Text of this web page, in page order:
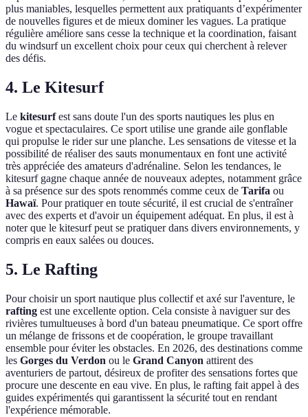
plus maniables, lesquelles permettent aux pratiquants d’expérimenter
de nouvelles figures et de mieux dominer les vagues. La pratique
régulière améliore sans cesse la technique et la coordination, faisant
du windsurf un excellent choix pour ceux qui cherchent à relever
des défis.
4. Le Kitesurf
Le kitesurfest sans doute l'un des sports nautiques les plus en
vogue et spectaculaires. Ce sport utilise une grande aile gonflable
qui propulse le rider sur une planche. Les sensations de vitesse et la
possibilité de réaliser des sauts monumentaux en font une activité
très appréciée des amateurs d'adrénaline. Selon les tendances, le
kitesurf gagne chaque année de nouveaux adeptes, notamment grâce
à sa présence sur des spots renommés comme ceux de Tarifa ou
Hawaï. Pour pratiquer en toute sécurité, il est crucial de s'entraîner
avec des experts et d'avoir un équipement adéquat. En plus, il est à
noter que le kitesurf peut se pratiquer dans divers environnements, y
compris en eaux salées ou douces.
5. Le Rafting
Pour choisir un sport nautique plus collectif et axé sur l'aventure, le
rafting est une excellente option. Cela consiste à naviguer sur des
rivières tumultueuses à bord d'un bateau pneumatique. Ce sport offre
un mélange de frissons et de coopération, le groupe travaillant
ensemble pour éviter les obstacles. En 2026, des destinations comme
les Gorges du Verdon ou le Grand Canyon attirent des
aventuriers de partout, désireux de profiter des sensations fortes que
procure une descente en eau vive. En plus, le rafting fait appel à des
guides expérimentés qui garantissent la sécurité tout en rendant
l'expérience mémorable.